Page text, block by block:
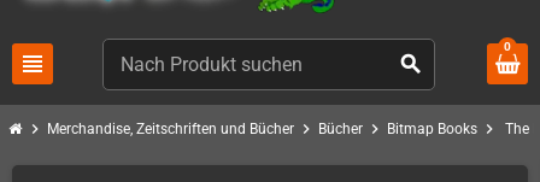
view_headline search
0
chevron_right Merchandise, Zeitschriften und Bücher chevron_right Bücher chevron_right Bitmap Books chevron_right The